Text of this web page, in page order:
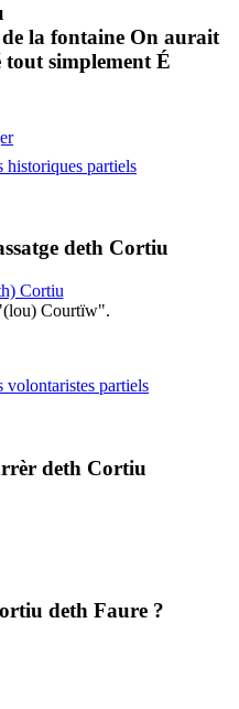
la fontaine On aurait
tout simplement É
historiques partiels
deth Cortiu
Cortiu
Courtïw".
volontaristes partiels
deth Cortiu
deth Faure ?